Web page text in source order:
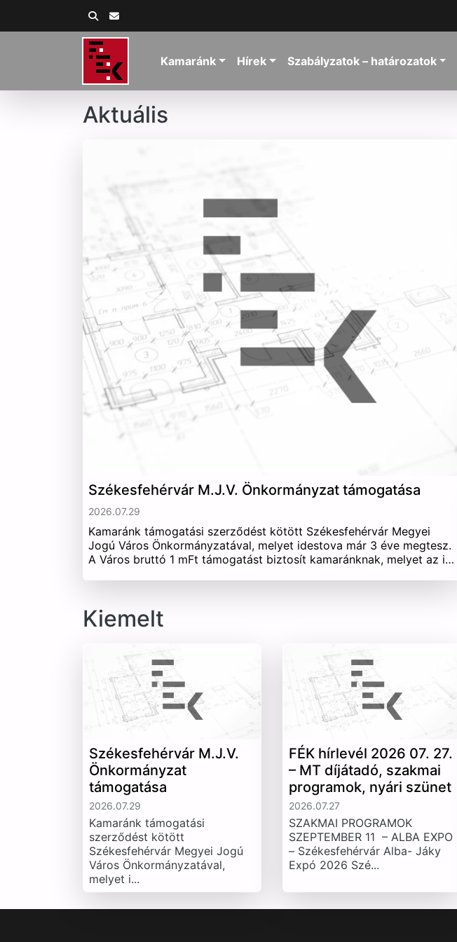
Kamaránk Hírek Szabályzatok – határozatok
Aktuális
Székesfehérvár M.J.V. Önkormányzat támogatása
2026.07.29
Kamaránk támogatási szerződést kötött Székesfehérvár Megyei
Jogú Város Önkormányzatával, melyet idestova már 3 éve megtesz.
A Város bruttó 1 mFt támogatást biztosít kamaránknak, melyet az i…
Kiemelt
Székesfehérvár M.J.V.
Önkormányzat
támogatása
2026.07.29
Kamaránk támogatási
szerződést kötött
Székesfehérvár Megyei Jogú
Város Önkormányzatával,
melyet i...
FÉK hírlevél 2026 07. 27.
– MT díjátadó, szakmai
programok, nyári szünet
2026.07.27
SZAKMAI PROGRAMOK
SZEPTEMBER 11 – ALBA EXPO
– Székesfehérvár Alba- Jáky
Expó 2026 Szé...